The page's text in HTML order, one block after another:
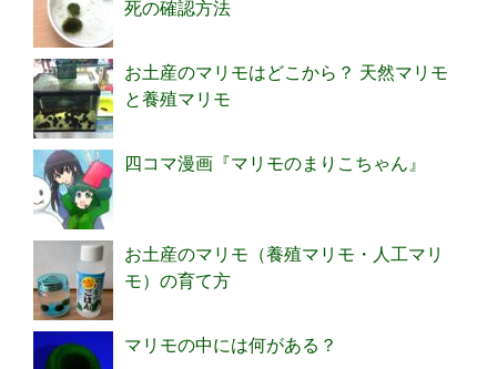
死の確認方法
お土産のマリモはどこから？ 天然マリモ
と養殖マリモ
四コマ漫画『マリモのまりこちゃん』
お土産のマリモ（養殖マリモ・人工マリ
モ）の育て方
マリモの中には何がある？